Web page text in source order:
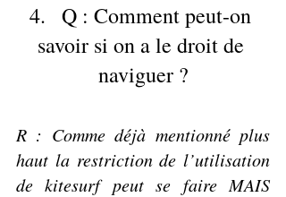
4.   Q : Comment peut-on
savoir si on a le droit de
naviguer ?
R : Comme déjà mentionné plus
haut la restriction de l’utilisation
de kitesurf peut se faire MAIS